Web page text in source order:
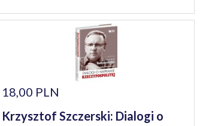
18,00 PLN
Krzysztof Szczerski: Dialogi o